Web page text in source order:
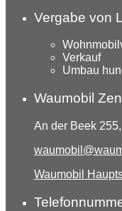
Vergabe von
Verkauf
Umbau
Waumobil
An der Beek
Waumobil